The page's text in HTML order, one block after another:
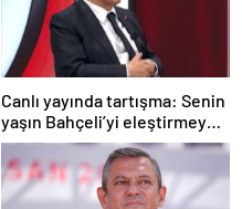
Canlı yayında tartışma: Senin
yaşın Bahçeli’yi eleştirmeye
yetmez